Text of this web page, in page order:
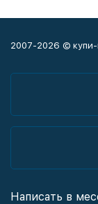
2007-2026 © купи-
Написать в